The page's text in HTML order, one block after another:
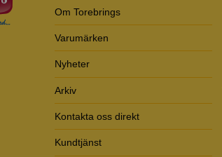
Om Torebrings
Varumärken
Nyheter
Arkiv
Kontakta oss direkt
Kundtjänst